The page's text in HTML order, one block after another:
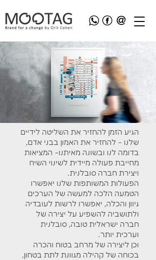
הגיע הזמן להחזיר את השליטה לידיים
שלנו - להחזיר את האמון בבני אדם,
בדומה לנו ובשונה מאיתנו- המציאות
מחייבת פעולה מיידית לשינוי השיח
ויצירת חברה סובלנית.
הפעולות המשותפות שלנו יאפשרו
הטמעה הלכה למעשה של הערכים
גיוון והכלה, יאפשרו לרשות לעובדיה
ולתושביה להשפיע על יצירה של
חברה ישראלית טובה, סובלנית
וערכית יותר.
וכן ליצירה של מרחב בטוח והכרה
בכוחה של קהילה מגוונת לתת בטחון,